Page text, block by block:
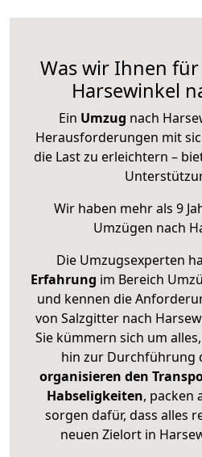
Was wir Ihnen
Harsewinkel
Ein Umzug nach
Herausforderungen mit
die Last zu erleichtern –
Wir haben mehr als 9
Umzügen nach
Die Umzugsexperten
Erfahrung im Bereich
und kennen die
von Salzgitter nach
Sie kümmern sich um
hin zur Durchführung
organisieren den
Habseligkeiten, packen
sorgen dafür, dass alles
neuen Zielort in